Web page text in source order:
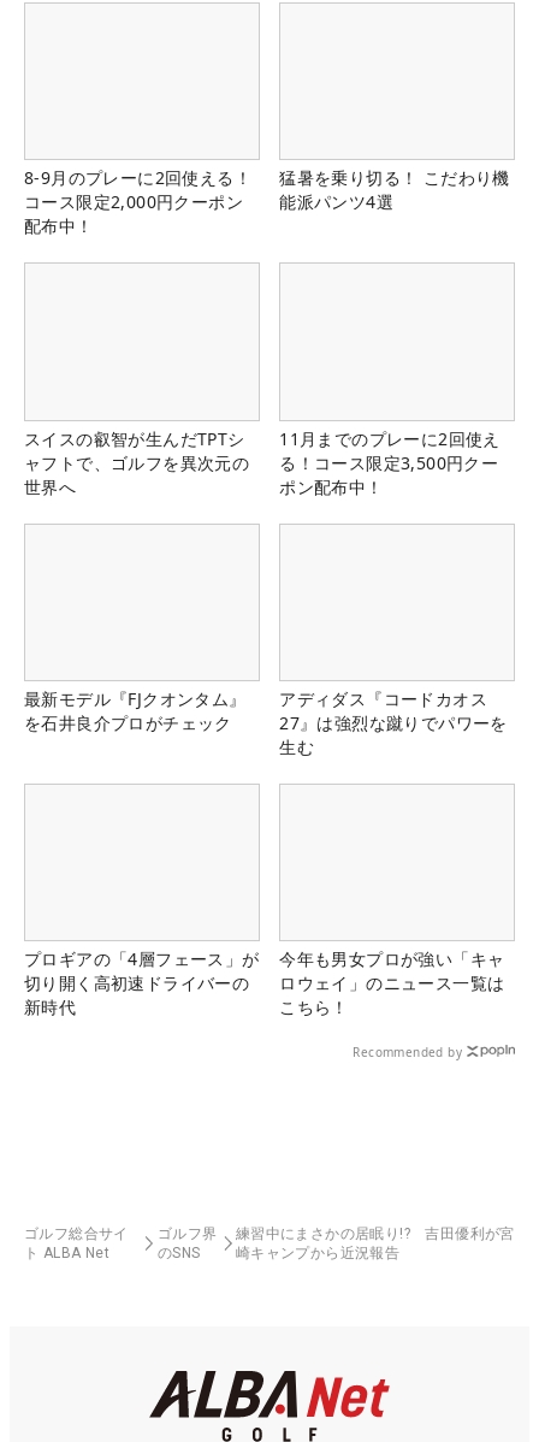
8-9月のプレーに2回使える！
コース限定2,000円クーポン
配布中！
猛暑を乗り切る！ こだわり機
能派パンツ4選
スイスの叡智が生んだTPTシ
ャフトで、ゴルフを異次元の
世界へ
11月までのプレーに2回使え
る！コース限定3,500円クー
ポン配布中！
最新モデル『FJクオンタム』
を石井良介プロがチェック
アディダス『コードカオス
27』は強烈な蹴りでパワーを
生む
プロギアの「4層フェース」が
切り開く高初速ドライバーの
新時代
今年も男女プロが強い「キャ
ロウェイ」のニュース一覧は
こちら！
Recommended by
ゴルフ総合サイ
ト ALBA Net
ゴルフ界
のSNS
練習中にまさかの居眠り!? 吉田優利が宮
崎キャンプから近況報告